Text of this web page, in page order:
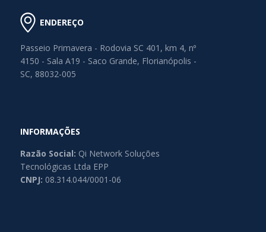
ENDEREÇO
Passeio Primavera - Rodovia SC 401, km 4, nº
4150 - Sala A19 - Saco Grande, Florianópolis -
SC, 88032-005
INFORMAÇÕES
Razão Social: Qi Network Soluções
Tecnológicas Ltda EPP
CNPJ: 08.314.044/0001-06